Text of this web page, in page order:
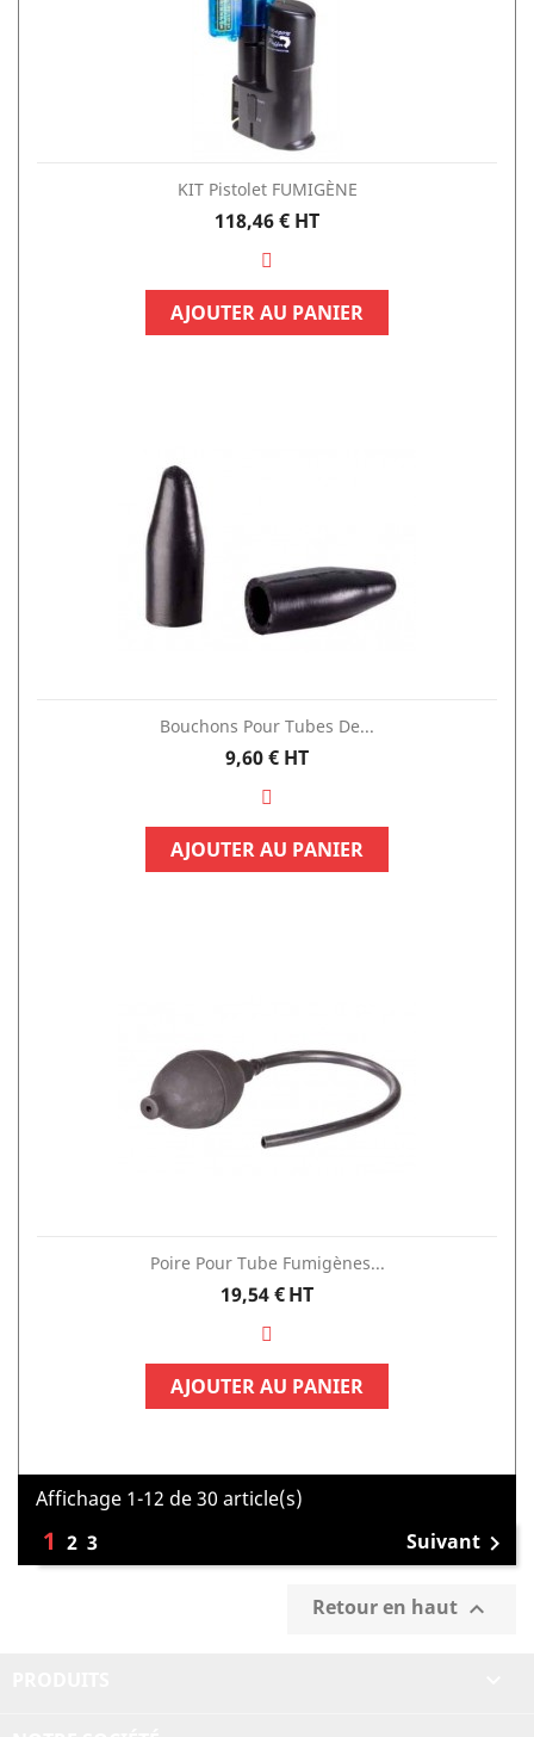
KIT Pistolet FUMIGÈNE
Prix
118,46 € HT
AJOUTER AU PANIER
Bouchons Pour Tubes De...
Prix
9,60 € HT
AJOUTER AU PANIER
Poire Pour Tube Fumigènes...
Prix
19,54 €HT
AJOUTER AU PANIER
Affichage 1-12 de 30 article(s)
1 2 3 Suivant 
Retour en haut 